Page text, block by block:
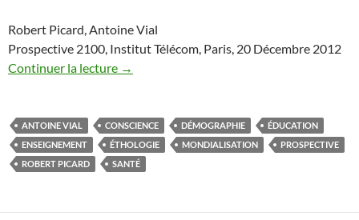
Robert Picard, Antoine Vial
Prospective 2100, Institut Télécom, Paris, 20 Décembre 2012
Continuer la lecture →
ANTOINE VIAL CONSCIENCE DÉMOGRAPHIE
ÉDUCATION
ENSEIGNEMENT
ÉTHOLOGIE MONDIALISATION
PROSPECTIVE
ROBERT PICARD
SANTÉ